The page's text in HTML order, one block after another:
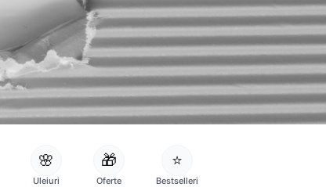
🌸
Uleiuri
🎁
Oferte
⭐
Bestselleri